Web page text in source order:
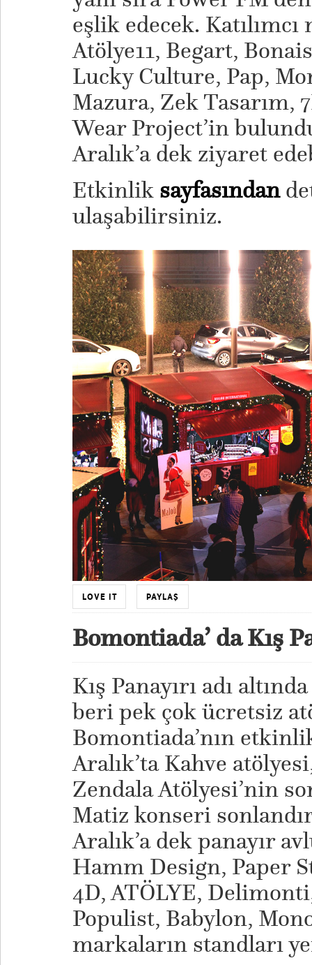
eşlik edecek.
Atölye11, Begart,
Lucky Culture, Pap,
Mazura, Zek Tasarım,
Wear Project’in
Aralık’a dek ziyaret
Etkinlik sayfasından
ulaşabilirsiniz.
LOVE IT PAYLAŞ
Bomontiada’ da Kış
Kış Panayırı adı
beri pek çok ücretsiz
Bomontiada’nın
Aralık’ta Kahve
Zendala Atölyesi’nin
Matiz konseri
Aralık’a dek panayır
Hamm Design, Paper
4D, ATÖLYE,
Populist, Babylon,
markaların standları